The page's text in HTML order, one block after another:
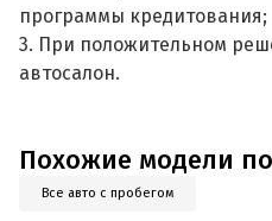
программы кредитования;
3. При положительном
автосалон.
Похожие модели
Все авто с пробегом